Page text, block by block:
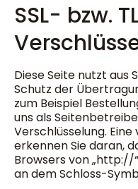
SSL- bzw.
Diese Seite nutzt aus
Schutz der
zum Beispiel
uns als
Verschlüsselung.
erkennen Sie daran,
Browsers von „http://
an dem Schloss-